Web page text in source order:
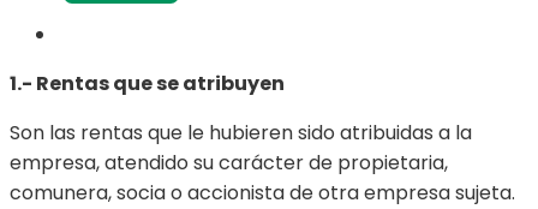
1.- Rentas que se atribuyen
Son las rentas que le hubieren sido atribuidas a la
empresa, atendido su carácter de propietaria,
comunera, socia o accionista de otra empresa sujeta.